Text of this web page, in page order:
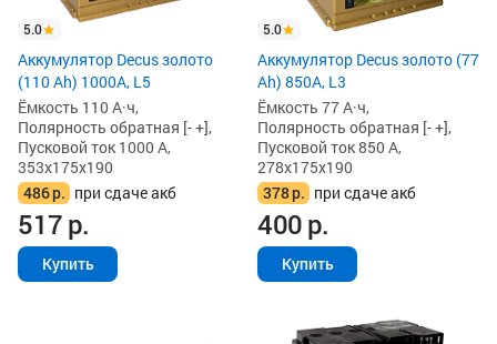
5.0
Аккумулятор Decus золото
(110 Ah) 1000A, L5
Ёмкость 110 А·ч,
Полярность обратная [- +],
Пусковой ток 1000 А,
353x175x190
486р. при сдаче акб
517р.
Купить
5.0
Аккумулятор Decus золото (77
Ah) 850А, L3
Ёмкость 77 А·ч,
Полярность обратная [- +],
Пусковой ток 850 А,
278x175x190
378р. при сдаче акб
400р.
Купить